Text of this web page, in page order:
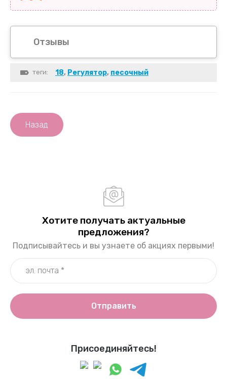
Отзывы
теги: 18, Регулятор, песочный
Назад
Присоединяйтесь!
Хотите получать актуальные
предложения?
Подписывайтесь и вы узнаете об акциях первыми!
Отправить